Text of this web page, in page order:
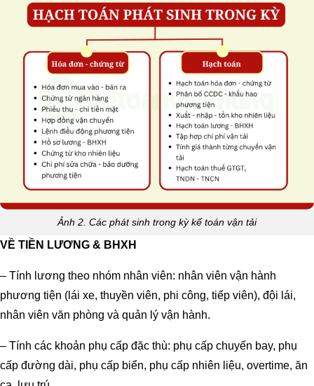
Ảnh 2. Các phát sinh trong kỳ kế toán vận tải
VỀ TIỀN LƯƠNG & BHXH
– Tính lương theo nhóm nhân viên: nhân viên vận hành
phương tiện (lái xe, thuyền viên, phi công, tiếp viên), đội lái,
nhân viên văn phòng và quản lý vận hành.
– Tính các khoản phụ cấp đặc thù: phụ cấp chuyến bay, phụ
cấp đường dài, phụ cấp biển, phụ cấp nhiên liệu, overtime, ăn